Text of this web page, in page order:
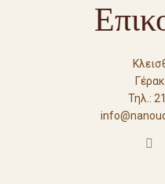
Τηλ.: